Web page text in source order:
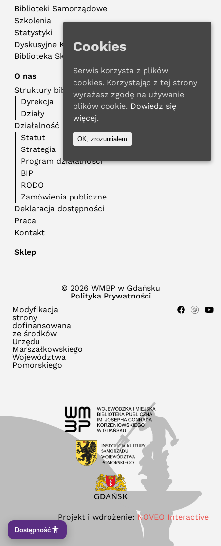
Biblioteki Samorządowe
Szkolenia
Statystyki
Dyskusyjne Kluby Książki
Biblioteka Składowa
O nas
Struktury biblioteczne
Dyrekcja
Działy
Działalność
Statut
Strategia
Program działalności
BIP
RODO
Zamówienia publiczne
Deklaracja dostępności
Praca
Kontakt
Sklep
© 2026 WMBP w Gdańsku
Polityka Prywatności
Modyfikacja
strony
dofinansowana
ze środków
Urzędu
Marszałkowskiego
Województwa
Pomorskiego
Projekt i wdrożenie: NOVEO Interactive
Dostępność
Cookies
Serwis korzysta z plików
cookies. Korzystając z tej strony
wyrażasz zgodę na używanie
plików cookie. Dowiedz się
więcej.
OK, zrozumiałem